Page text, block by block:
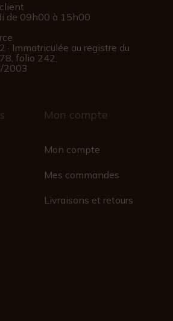
de 09h00 à 15h00
· Immatriculée au registre du
folio 242,
2003
Mon compte
Mon compte
Mes commandes
Livraisons et retours